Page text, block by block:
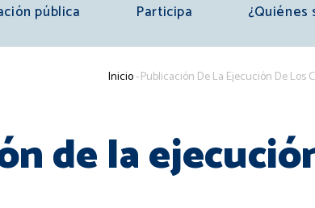
pública Participa ¿Quiénes
Sobrescribir
de
ayuda
Inicio-Publicación De La Ejecución De Los
de la